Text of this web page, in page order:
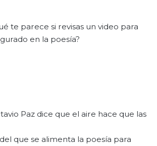
te parece si revisas un video para
en la poesía?
Paz dice que el aire hace que las
que se alimenta la poesía para